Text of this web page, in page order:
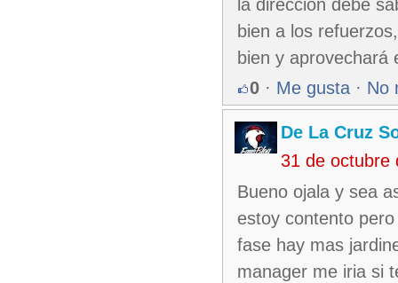
la dirección debe
bien a los
bien y aprovechará
0 · Me gusta · No
De La Cruz
31 de octubre
Bueno ojala y sea
estoy contento
fase hay mas
manager me iria si